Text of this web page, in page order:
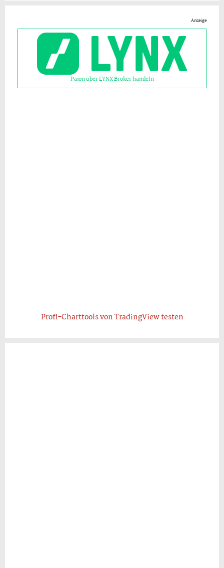
Anzeige
Paion über LYNX Broker handeln
Profi-Charttools von TradingView testen